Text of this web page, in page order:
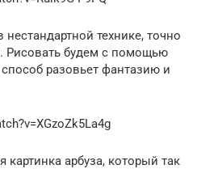
технике, точно
Рисовать будем с помощью
разовьет фантазию и
картинка арбуза, который так